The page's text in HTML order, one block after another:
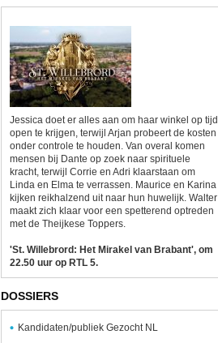
Jessica doet er alles aan om haar winkel op tijd
open te krijgen, terwijl Arjan probeert de kosten
onder controle te houden. Van overal komen
mensen bij Dante op zoek naar spirituele
kracht, terwijl Corrie en Adri klaarstaan om
Linda en Elma te verrassen. Maurice en Karina
kijken reikhalzend uit naar hun huwelijk. Walter
maakt zich klaar voor een spetterend optreden
met de Theijkese Toppers.
'St. Willebrord: Het Mirakel van Brabant', om
22.50 uur op RTL 5.
DOSSIERS
Kandidaten/publiek Gezocht NL